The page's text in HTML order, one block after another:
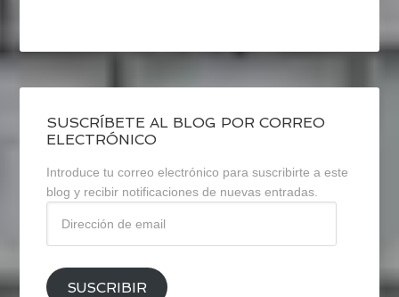
SUSCRÍBETE AL BLOG POR CORREO
ELECTRÓNICO
Introduce tu correo electrónico para suscribirte a este
blog y recibir notificaciones de nuevas entradas.
email
SUSCRIBIR